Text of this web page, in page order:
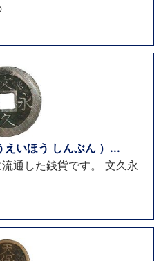
いほう しんぶん ）...
通した銭貨です。 文久永